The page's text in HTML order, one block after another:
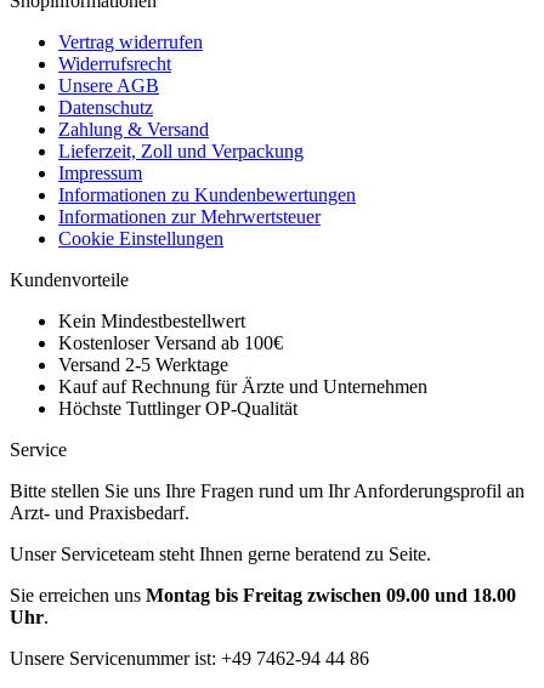
Vertrag widerrufen
Widerrufsrecht
Unsere AGB
Datenschutz
Zahlung & Versand
Lieferzeit, Zoll und Verpackung
Impressum
Informationen zu Kundenbewertungen
Informationen zur Mehrwertsteuer
Cookie Einstellungen
Kundenvorteile
Kein Mindestbestellwert
Kostenloser Versand ab 100€
Versand 2-5 Werktage
Kauf auf Rechnung für Ärzte und Unternehmen
Höchste Tuttlinger OP-Qualität
Service
Bitte stellen Sie uns Ihre Fragen rund um Ihr Anforderungsprofil an
Arzt- und Praxisbedarf.
Unser Serviceteam steht Ihnen gerne beratend zu Seite.
Sie erreichen uns Montag bis Freitag zwischen 09.00 und 18.00
Uhr.
Unsere Servicenummer ist: +49 7462-94 44 86